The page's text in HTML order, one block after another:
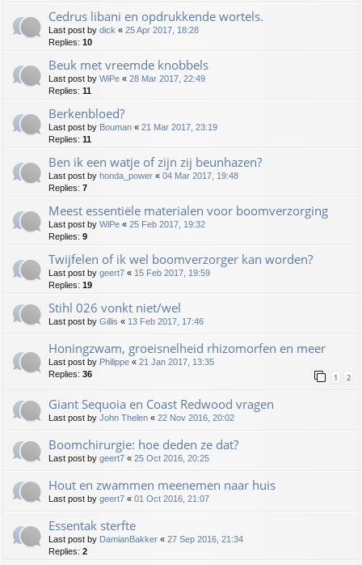
Cedrus libani en opdrukkende wortels.
Last post by dick « 25 Apr 2017, 18:28
Replies: 10
Beuk met vreemde knobbels
Last post by WiPe « 28 Mar 2017, 22:49
Replies: 11
Berkenbloed?
Last post by Bouman « 21 Mar 2017, 23:19
Replies: 11
Ben ik een watje of zijn zij beunhazen?
Last post by honda_power « 04 Mar 2017, 19:48
Replies: 7
Meest essentiële materialen voor boomverzorging
Last post by WiPe « 25 Feb 2017, 19:32
Replies: 9
Twijfelen of ik wel boomverzorger kan worden?
Last post by geert7 « 15 Feb 2017, 19:59
Replies: 19
Stihl 026 vonkt niet/wel
Last post by Gillis « 13 Feb 2017, 17:46
Honingzwam, groeisnelheid rhizomorfen en meer
Last post by Philippe « 21 Jan 2017, 13:35
Replies: 36 1 2
Giant Sequoia en Coast Redwood vragen
Last post by John Thelen « 22 Nov 2016, 20:02
Boomchirurgie: hoe deden ze dat?
Last post by geert7 « 25 Oct 2016, 20:25
Hout en zwammen meenemen naar huis
Last post by geert7 « 01 Oct 2016, 21:07
Essentak sterfte
Last post by DamianBakker « 27 Sep 2016, 21:34
Replies: 2